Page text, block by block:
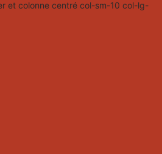
et colonne centré col-sm-10 col-lg-